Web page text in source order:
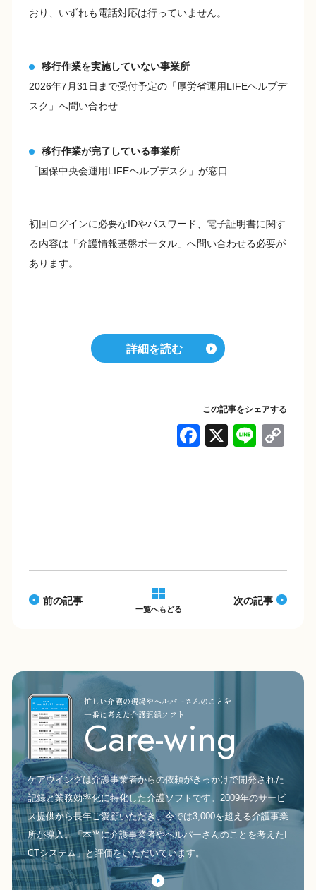
おり、いずれも電話対応は行っていません。
移行作業を実施していない事業所
2026年7月31日まで受付予定の「厚労省運用LIFEヘルプデ
スク」へ問い合わせ
移行作業が完了している事業所
「国保中央会運用LIFEヘルプデスク」が窓口
初回ログインに必要なIDやパスワード、電子証明書に関す
る内容は「介護情報基盤ポータル」へ問い合わせる必要が
あります。
詳細を読む
この記事をシェアする
F
o
X Li
前の記事
一覧へもどる
次の記事
Care-wing
忙しい介護の現場やヘルパーさんのことを
一番に考えた介護記録ソフト
ケアウイングは介護事業者からの依頼がきっかけで開発された
記録と業務効率化に特化した介護ソフトです。2009年のサービ
ス提供から長年ご愛顧いただき、今では3,000を超える介護事業
所が導入。「本当に介護事業者やヘルパーさんのことを考えたI
CTシステム」と評価をいただいています。